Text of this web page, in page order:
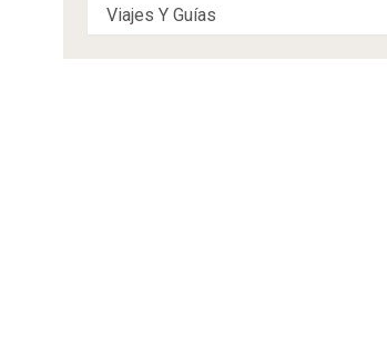
Viajes Y Guías